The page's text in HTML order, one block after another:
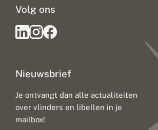
Nieuwsbrief
Je ontvangt dan alle actualiteiten
over vlinders en libellen in je
mailbox!
Volg ons